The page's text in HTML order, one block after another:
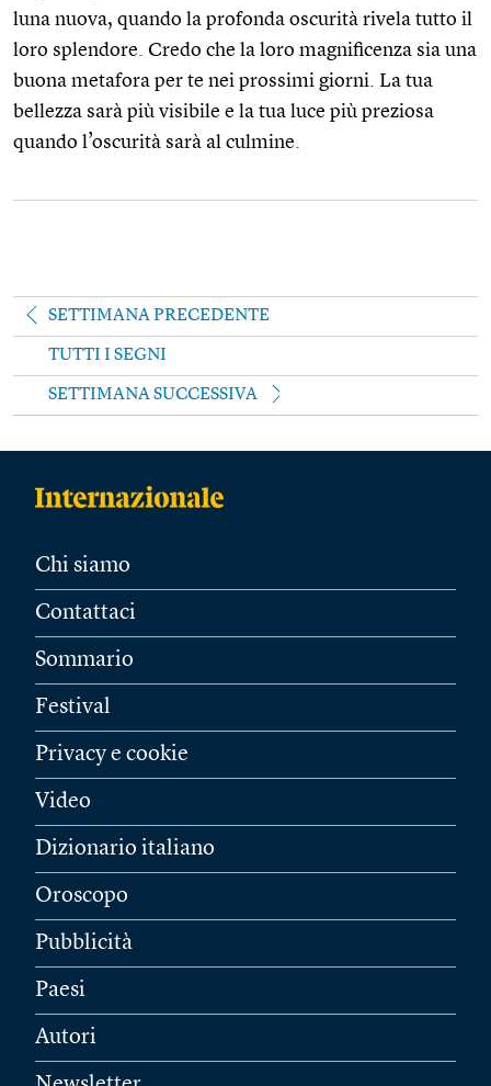
luna nuova, quando la profonda oscurità rivela tutto il
loro splendore. Credo che la loro magnificenza sia una
buona metafora per te nei prossimi giorni. La tua
bellezza sarà più visibile e la tua luce più preziosa
quando l’oscurità sarà al culmine.
SETTIMANA PRECEDENTE
TUTTI I SEGNI
SETTIMANA SUCCESSIVA
Chi siamo
Contattaci
Sommario
Festival
Privacy e cookie
Video
Dizionario italiano
Oroscopo
Pubblicità
Paesi
Autori